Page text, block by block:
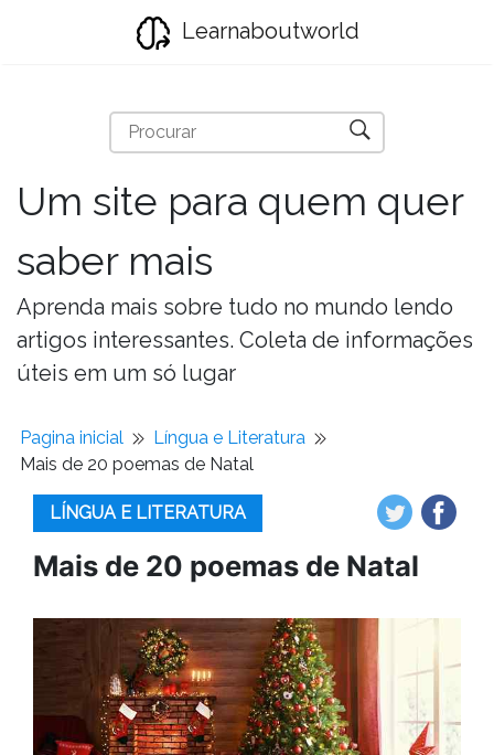
Learnaboutworld
Um site para quem quer
saber mais
Aprenda mais sobre tudo no mundo lendo
artigos interessantes. Coleta de informações
úteis em um só lugar
Pagina inicial
Língua e Literatura
Mais de 20 poemas de Natal
LÍNGUA E LITERATURA
Mais de 20 poemas de Natal